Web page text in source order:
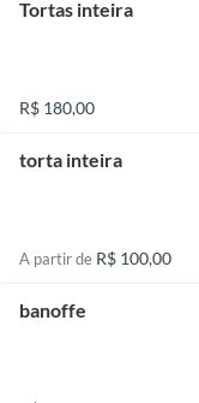
Tortas inteira
R$ 180,00
torta inteira
A partir de R$ 100,00
banoffe